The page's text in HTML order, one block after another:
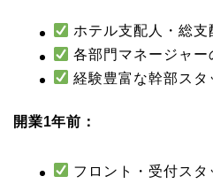
ホテル支配人・総支
各部門マネージャー
経験豊富な幹部スタ
開業1年前：
フロント・受付スタ